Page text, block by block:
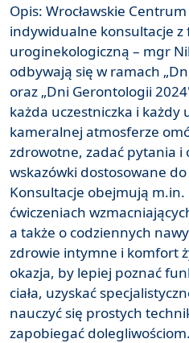
Opis: Wrocławskie
indywidualne konsultacje
uroginekologiczną – mgr
odbywają się w ramach
oraz „Dni Gerontologii
każda uczestniczka i każdy
kameralnej atmosferze
zdrowotne, zadać pytania i
wskazówki dostosowane
Konsultacje obejmują
ćwiczeniach
a także o codziennych
zdrowie intymne i komfort
okazja, by lepiej poznać
ciała, uzyskać
nauczyć się prostych
zapobiegać dolegliwościom.